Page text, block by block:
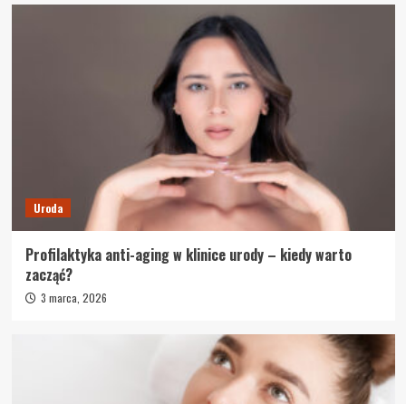
Uroda
Profilaktyka anti-aging w klinice urody – kiedy warto
zacząć?
3 marca, 2026